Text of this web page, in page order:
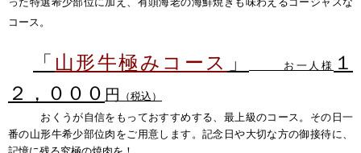
コース。
「 山形牛極み コース 」 お一人様 １
２，０００ 円
（税込）
おくうが自信をもっておすすめする、最上級のコース。その日一
番の山形牛希少部位肉をご用意します。 記念日や大切な方の御接待に、